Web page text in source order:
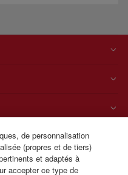
de personnalisation
(propres et de tiers)
et adaptés à
accepter ce type de